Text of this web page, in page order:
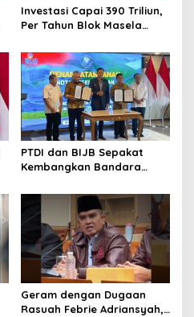
Investasi Capai 390 Triliun,
Per Tahun Blok Masela
Juta Ton LNG
PTDI dan BIJB Sepakat
Kembangkan Bandara
Industri Kedirgantaraan
Nasional
Geram dengan Dugaan
Rasuah Febrie Adriansyah,